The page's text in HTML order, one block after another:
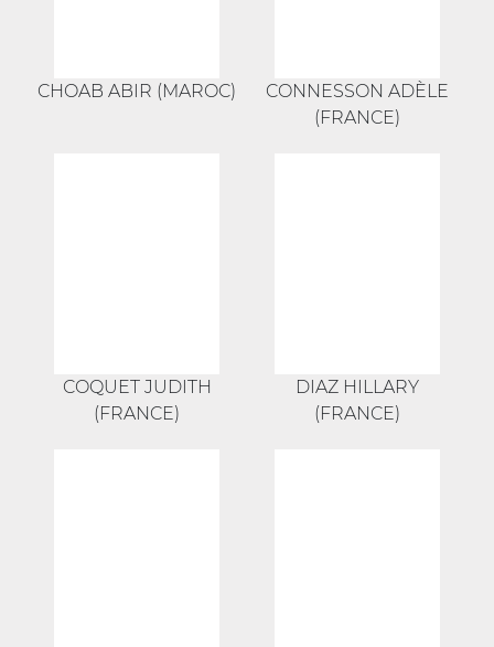
CHOAB ABIR (MAROC)
CONNESSON ADÈLE
(FRANCE)
COQUET JUDITH
(FRANCE)
DIAZ HILLARY
(FRANCE)